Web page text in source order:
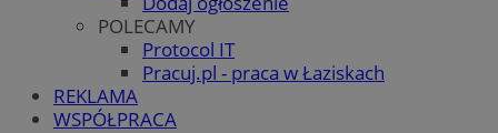
POLECAMY
Protocol IT
Pracuj.pl - praca w Łaziskach
REKLAMA
WSPÓŁPRACA